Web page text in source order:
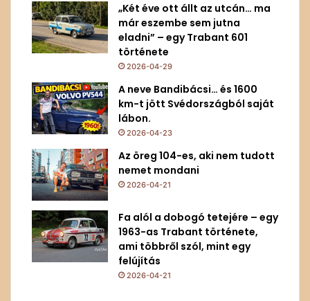
„Két éve ott állt az utcán… ma
már eszembe sem jutna
eladni” – egy Trabant 601
története
2026-04-29
A neve Bandibácsi… és 1600
km-t jött Svédországból saját
lábon.
2026-04-23
Az öreg 104-es, aki nem tudott
nemet mondani
2026-04-21
Fa alól a dobogó tetejére – egy
1963-as Trabant története,
ami többről szól, mint egy
felújítás
2026-04-21